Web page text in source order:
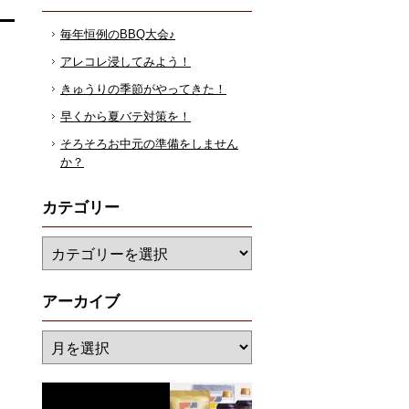
毎年恒例のBBQ大会♪
アレコレ浸してみよう！
きゅうりの季節がやってきた！
早くから夏バテ対策を！
そろそろお中元の準備をしません
か？
カテゴリー
アーカイブ